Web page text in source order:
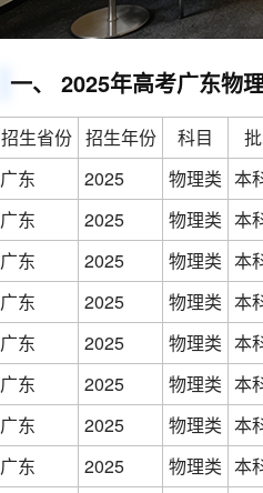
一、 2025年高考广东物
招生省份 招生年份 科目
广东
2025 物理类 本
广东
2025 物理类 本
广东
2025 物理类 本
广东
2025 物理类 本
广东
2025 物理类 本
广东
2025 物理类 本
广东
2025 物理类 本
广东
2025 物理类 本